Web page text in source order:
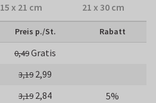
15 x 21 cm 21 x 30 cm
Preis p./St. Rabatt
0,49Gratis
3,19 2,99
3,19 2,84
5%